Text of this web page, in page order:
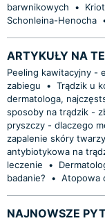
barwnikowych
•
Schonleina-Henocha
ARTYKUŁY NA
Peeling kawitacyjny -
zabiegu
• Trądzik u
dermatologa,
sposoby na trądzik -
pryszczy - dlaczego
zapalenie skóry
antybiotykowa na
leczenie
•
badanie?
• Atopowa
NAJNOWSZE